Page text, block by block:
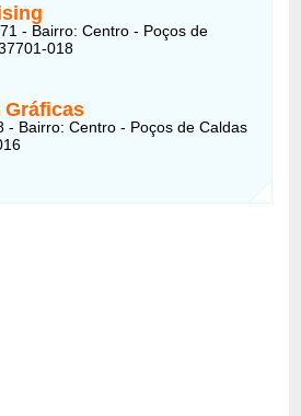
- Bairro: Centro - Poços de
018
Gráficas
- Bairro: Centro - Poços de Caldas